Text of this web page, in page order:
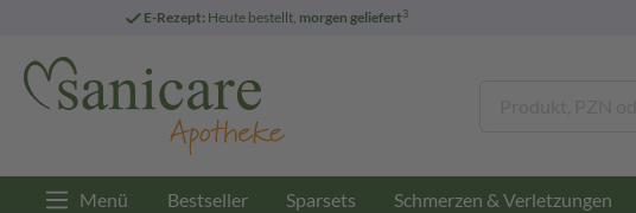
E-Rezept: Heute bestellt, morgen geliefert3
Menü Bestseller Sparsets Schmerzen & Verletzungen